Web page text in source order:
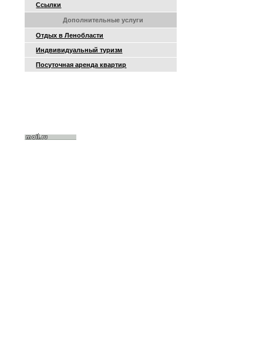
Ссылки
Дополнительные услуги
Отдых в Ленобласти
Индвивидуальный туризм
Посуточная аренда квартир